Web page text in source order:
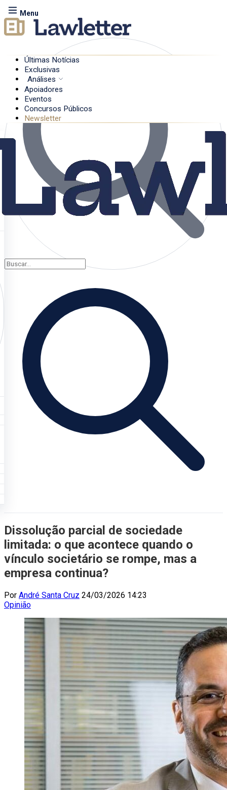
Menu
Últimas Notícias
Exclusivas
Análises
Apoiadores
Eventos
Concursos Públicos
Newsletter
Dissolução parcial de sociedade
limitada: o que acontece quando o
vínculo societário se rompe, mas a
empresa continua?
Por André Santa Cruz 24/03/2026 14:23
Opinião